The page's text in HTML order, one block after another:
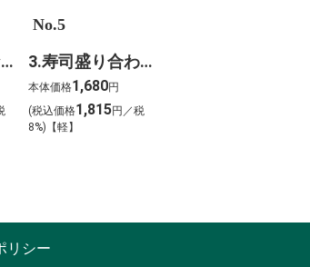
4.特製おもてなしオードブル
No.5
3.寿司盛り合わせ 錦～にしき～
本体価格1,680円
(税込価格1,815円／税
8%)【軽】
リシー